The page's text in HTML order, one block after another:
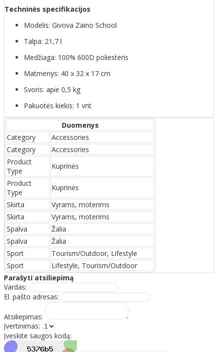
Techninės specifikacijos
Modelis: Givova Zaino School
Talpa: 21,7 l
Medžiaga: 100% 600D poliesteris
Matmenys: 40 x 32 x 17 cm
Svoris: apie 0,5 kg
Pakuotės kiekis: 1 vnt
Duomenys
Category
Accessories
Category
Accessories
Product
Type
Kuprinės
Product
Type
Kuprinės
Skirta
Vyrams, moterims
Skirta
Vyrams, moterims
Spalva
Žalia
Spalva
Žalia
Sport
Tourism/Outdoor, Lifestyle
Sport
Lifestyle, Tourism/Outdoor
Parašyti atsiliepimą
Vardas:
El. pašto adresas:
Atsiliepimas:
Įvertinimas:
Įveskite saugos kodą: